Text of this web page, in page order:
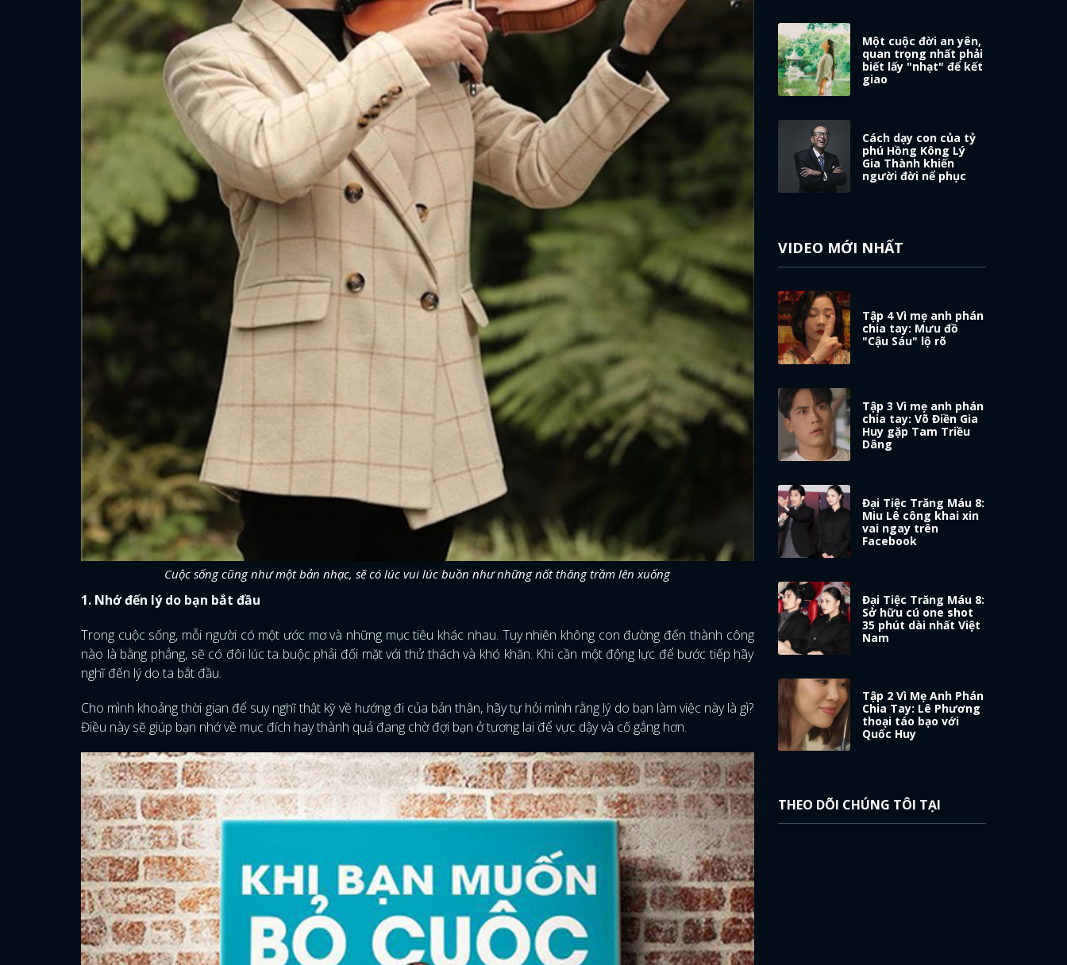
ĐĂNG NHẬP
FACEBOOK GOOGLE
Cuộc sống cũng như một bản nhạc, sẽ có lúc vui lúc buồn như những nốt thăng trầm lên xuống
1. Nhớ đến lý do bạn bắt đầu
Trong cuộc sống, mỗi người có một ước mơ và những mục tiêu khác nhau. Tuy nhiên không con đường đến thành công
nào là bằng phẳng, sẽ có đôi lúc ta buộc phải đối mặt với thử thách và khó khăn. Khi cần một động lực để bước tiếp hãy
nghĩ đến lý do ta bắt đầu.
Cho mình khoảng thời gian để suy nghĩ thật kỹ về hướng đi của bản thân, hãy tự hỏi mình rằng lý do bạn làm việc này là gì?
Điều này sẽ giúp bạn nhớ về mục đích hay thành quả đang chờ đợi bạn ở tương lai để vực dậy và cố gắng hơn.
Một cuộc đời an yên,
quan trọng nhất phải
biết lấy "nhạt" để kết
giao
Cách dạy con của tỷ
phú Hồng Kông Lý
Gia Thành khiến
người đời nể phục
VIDEO MỚI NHẤT
Tập 4 Vì mẹ anh phán
chia tay: Mưu đồ
"Cậu Sáu" lộ rõ
Tập 3 Vì mẹ anh phán
chia tay: Võ Điền Gia
Huy gặp Tam Triều
Dâng
Đại Tiệc Trăng Máu 8:
Miu Lê công khai xin
vai ngay trên
Facebook
Đại Tiệc Trăng Máu 8:
Sở hữu cú one shot
35 phút dài nhất Việt
Nam
Tập 2 Vì Mẹ Anh Phán
Chia Tay: Lê Phương
thoại táo bạo với
Quốc Huy
THEO DÕI CHÚNG TÔI TẠI